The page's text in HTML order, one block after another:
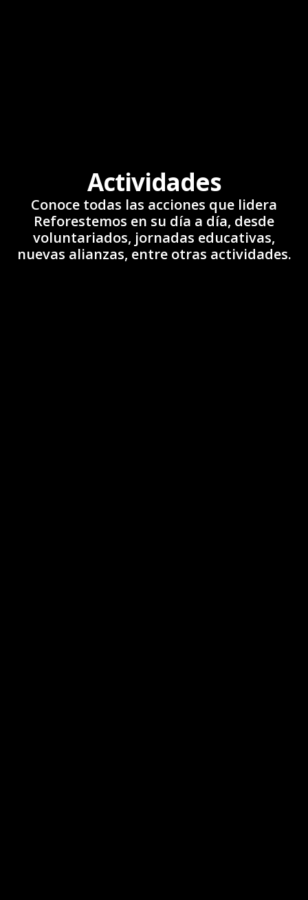
Actividades
Conoce todas las acciones que lidera
Reforestemos en su día a día, desde
voluntariados, jornadas educativas,
nuevas alianzas, entre otras actividades.